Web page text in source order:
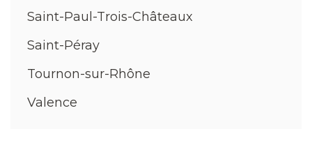
Saint-Paul-Trois-Châteaux
Saint-Péray
Tournon-sur-Rhône
Valence